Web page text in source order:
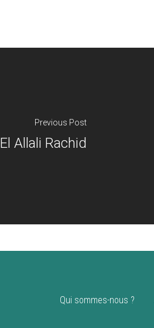
Previous Post
El Allali Rachid
Qui sommes-nous ?